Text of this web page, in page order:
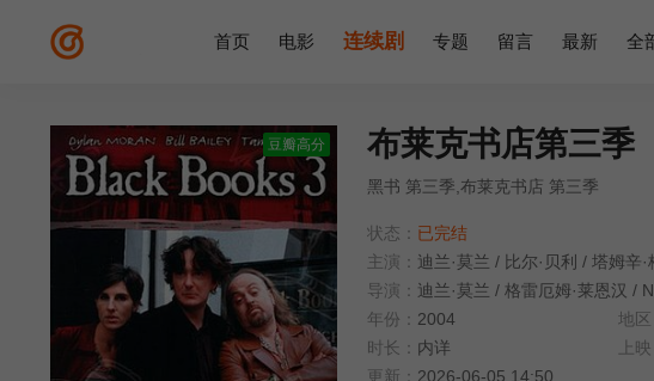
首页 电影 连续剧 专题 留言 最新 全
豆瓣高分 布莱克书店第三季
黑书 第三季,布莱克书店 第三季
状态： 已完结
主演： 迪兰·莫兰 / 比尔·贝利 / 塔姆辛·
导演： 迪兰·莫兰 / 格雷厄姆·莱恩汉 /
年份： 2004 地区
时长： 内详 上映
更新： 2026-06-05 14:50